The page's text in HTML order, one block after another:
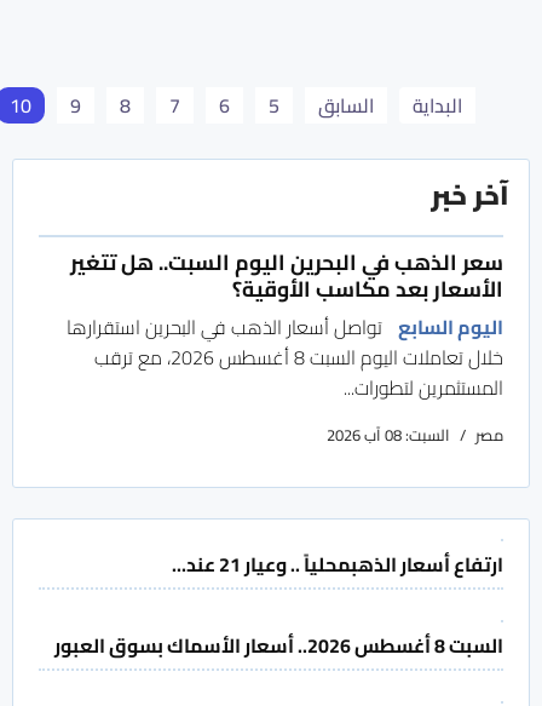
البداية السابق 5
6
7
8
9
10
آخر خبر
سعر الذهب في البحرين اليوم السبت.. هل تتغير
الأسعار بعد مكاسب الأوقية؟
اليوم السابع تواصل أسعار الذهب في البحرين استقرارها
خلال تعاملات اليوم السبت 8 أغسطس 2026، مع ترقب
المستثمرين لتطورات...
مصر السبت: 08 آب 2026
ارتفاع أسعار الذهبمحلياً .. وعيار 21 عند...
السبت 8 أغسطس 2026.. أسعار الأسماك بسوق العبور